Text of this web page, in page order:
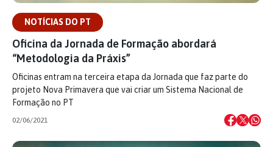
NOTÍCIAS DO PT
Oficina da Jornada de Formação abordará
“Metodologia da Práxis”
Oficinas entram na terceira etapa da Jornada que faz parte do
projeto Nova Primavera que vai criar um Sistema Nacional de
Formação no PT
02/06/2021